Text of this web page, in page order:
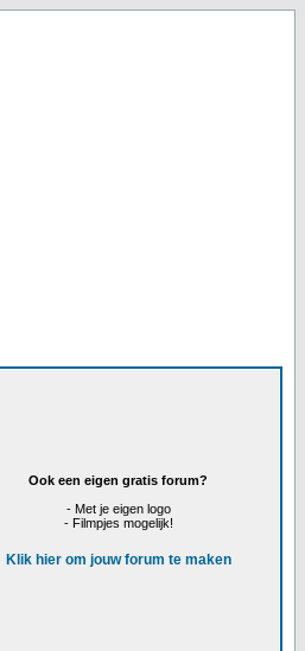
Ook een eigen gratis forum?
- Met je eigen logo
- Filmpjes mogelijk!
Klik hier om jouw forum te maken